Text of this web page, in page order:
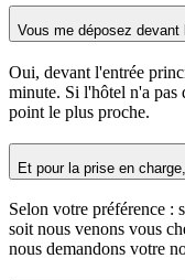
Vous me déposez devant
Oui, devant l'entrée
minute. Si l'hôtel n'a pas
point le plus proche.
Et pour la prise en
Selon votre préférence :
soit nous venons vous
nous demandons votre